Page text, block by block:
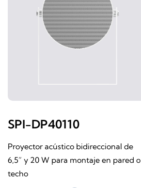
SPI-DP40110
Proyector acústico bidireccional de
6,5” y 20 W para montaje en pared o
techo